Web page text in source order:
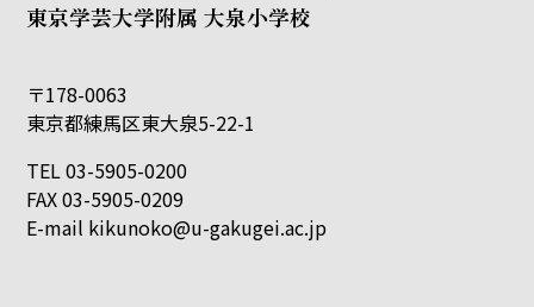
東京学芸大学附属 大泉小学校
〒178-0063
東京都練馬区東大泉5-22-1
TEL 03-5905-0200
FAX 03-5905-0209
E-mail kikunoko@u-gakugei.ac.jp